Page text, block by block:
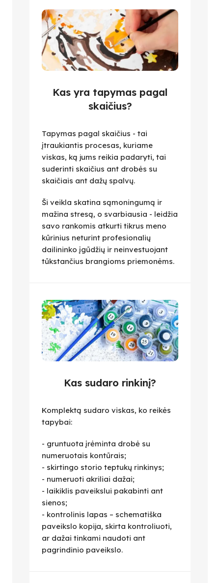
Kas yra tapymas pagal
skaičius?
Tapymas pagal skaičius - tai
įtraukiantis procesas, kuriame
viskas, ką jums reikia padaryti, tai
suderinti skaičius ant drobės su
skaičiais ant dažų spalvų.
Ši veikla skatina sąmoningumą ir
mažina stresą, o svarbiausia - leidžia
savo rankomis atkurti tikrus meno
kūrinius neturint profesionalių
dailininko įgūdžių ir neinvestuojant
tūkstančius brangioms priemonėms.
Kas sudaro rinkinį?
Komplektą sudaro viskas, ko reikės
tapybai:
- gruntuota įrėminta drobė su
numeruotais kontūrais;
- skirtingo storio teptukų rinkinys;
- numeruoti akriliai dažai;
- laikiklis paveikslui pakabinti ant
sienos;
- kontrolinis lapas – schematiška
paveikslo kopija, skirta kontroliuoti,
ar dažai tinkami naudoti ant
pagrindinio paveikslo.